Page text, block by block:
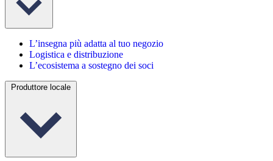
L’insegna più adatta al tuo negozio
Logistica e distribuzione
L’ecosistema a sostegno dei soci
Produttore locale